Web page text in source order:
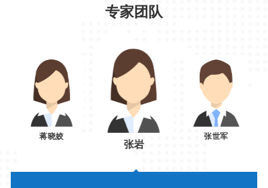
专家团队
蒋晓姣
张岩
张世军